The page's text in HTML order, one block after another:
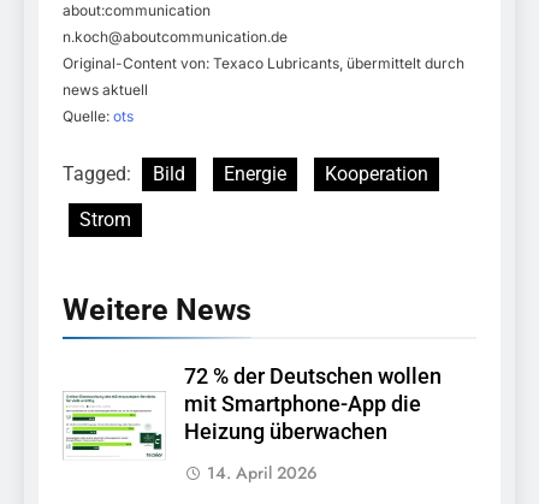
about:communication
n.koch@aboutcommunication.de
Original-Content von: Texaco Lubricants, übermittelt durch
news aktuell
Quelle: ots
Tagged: Bild Energie
Kooperation
Strom
Weitere News
72 % der Deutschen wollen
mit Smartphone-App die
Heizung überwachen
14. April 2026